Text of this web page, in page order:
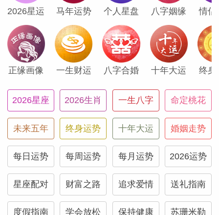
段关系对你很重要，那就发挥你在沟通交流
上的特长，去寻找答案吧。
正文
本月以雷鸣震撼之势开启！天王星从4月25
日起进入到双子座，未来的七年都会停留在
这里，而它首要的任务就是与同样位于双子
座的金星相会合。严格来说，它们其实已于
上月4月23日在金牛座形成了一次紧密而完
美的合相，但随着五月的到来，金星与天王
星仍将保持紧密相伴。这两颗行星都将受到
位于水瓶座及你第九宫（旅行宫）的冥王星
2026星运 马年运势 个人星盘 八字姻缘 情侣
正缘画像 一生财运 八字合婚 十年大运 终身
2026星座 2026生肖 一生八字 命定桃花
未来五年 终身运势 十年大运 婚姻走势
每日运势 每周运势 每月运势 2026运势
星座配对 财富之路 追求爱情 送礼指南
度假指南 学会放松 保持健康 苏珊米勒